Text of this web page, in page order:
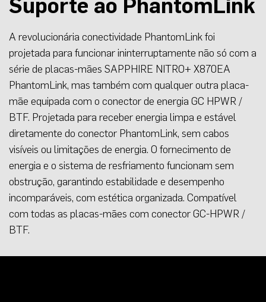
Suporte ao PhantomLink
A revolucionária conectividade PhantomLink foi
projetada para funcionar ininterruptamente não só com a
série de placas-mães SAPPHIRE NITRO+ X870EA
PhantomLink, mas também com qualquer outra placa-
mãe equipada com o conector de energia GC HPWR /
BTF. Projetada para receber energia limpa e estável
diretamente do conector PhantomLink, sem cabos
visíveis ou limitações de energia. O fornecimento de
energia e o sistema de resfriamento funcionam sem
obstrução, garantindo estabilidade e desempenho
incomparáveis, com estética organizada. Compatível
com todas as placas-mães com conector GC-HPWR /
BTF.